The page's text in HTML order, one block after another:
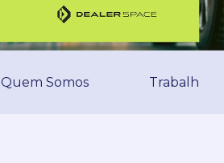
Quem Somos Trabalhe